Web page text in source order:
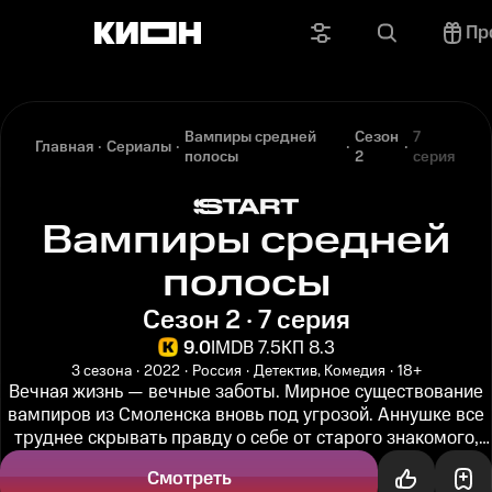
Главная Сериалы
Вампиры средней
полосы
Сезон
2
7
серия
Вампиры средней
полосы
Сезон 2 · 7 серия
9.0IMDB 7.5КП 8.3
3 сезона 2022 Россия Детектив, Комедия 18+
Вечная жизнь — вечные заботы. Мирное существование
вампиров из Смоленска вновь под угрозой. Аннушке все
труднее скрывать правду о себе от старого знакомого,
Смотреть